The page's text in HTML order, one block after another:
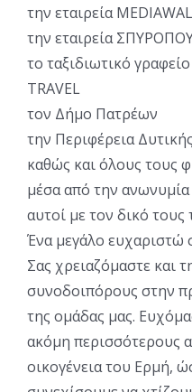
την εταιρεία
την εταιρεία
το ταξιδιωτικό
TRAVEL
τον Δήμο Πατρέων
την Περιφέρεια
καθώς και όλους τους
μέσα από την
αυτοί με τον δικό τους
Ένα μεγάλο ευχαριστώ
Σας χρειαζόμαστε και
συνοδοιπόρους στην
της ομάδας μας.
ακόμη περισσότερους
οικογένεια του Ερμή,